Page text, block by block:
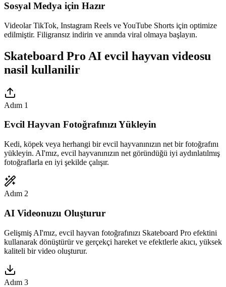
Sosyal Medya için Hazır
Videolar TikTok, Instagram Reels ve YouTube Shorts için optimize
edilmiştir. Filigransız indirin ve anında viral olmaya başlayın.
Skateboard Pro AI evcil hayvan videosu
nasil kullanilir
Adım 1
Evcil Hayvan Fotoğrafınızı Yükleyin
Kedi, köpek veya herhangi bir evcil hayvanınızın net bir fotoğrafını
yükleyin. AI'mız, evcil hayvanınızın net göründüğü iyi aydınlatılmış
fotoğraflarla en iyi şekilde çalışır.
Adım 2
AI Videonuzu Oluşturur
Gelişmiş AI'mız, evcil hayvan fotoğrafınızı Skateboard Pro efektini
kullanarak dönüştürür ve gerçekçi hareket ve efektlerle akıcı, yüksek
kaliteli bir video oluşturur.
Adım 3